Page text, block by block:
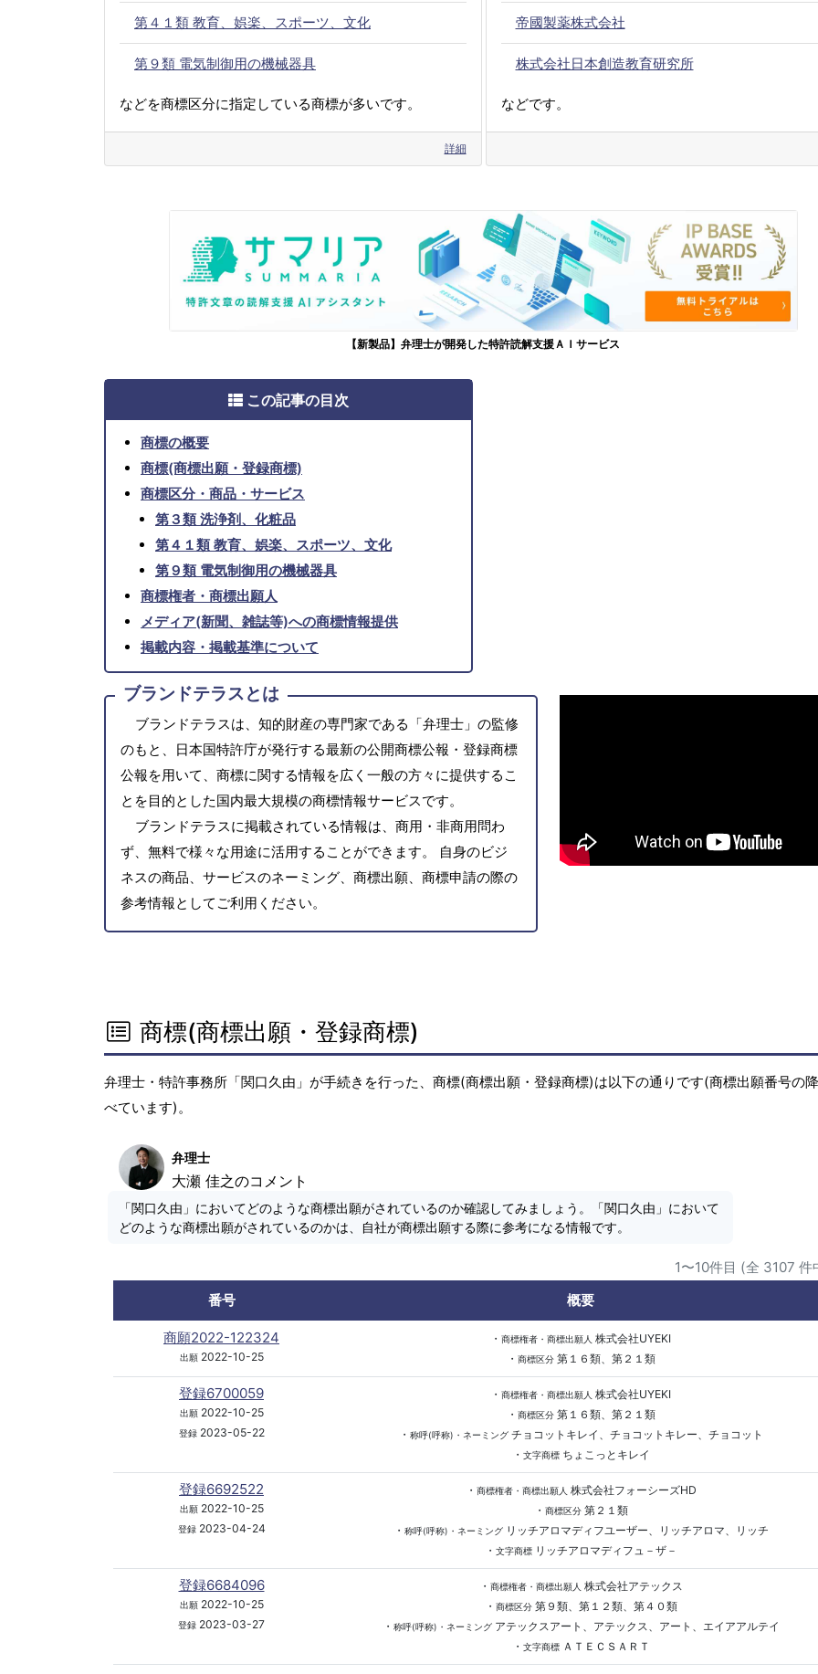
第４１類 教育、娯楽、スポーツ、文化
第９類 電気制御用の機械器具
などを商標区分に指定している商標が多いです。
詳細
帝國製薬株式会社
株式会社日本創造教育研究所
などです。
【新製品】弁理士が開発した特許読解支援ＡＩサービス
この記事の目次
商標の概要
商標(商標出願・登録商標)
商標区分・商品・サービス
第３類 洗浄剤、化粧品
第４１類 教育、娯楽、スポーツ、文化
第９類 電気制御用の機械器具
商標権者・商標出願人
メディア(新聞、雑誌等)への商標情報提供
掲載内容・掲載基準について
ブランドテラスとは
ブランドテラスは、知的財産の専門家である「弁理士」の監修
のもと、日本国特許庁が発行する最新の公開商標公報・登録商標
公報を用いて、商標に関する情報を広く一般の方々に提供するこ
とを目的とした国内最大規模の商標情報サービスです。
ブランドテラスに掲載されている情報は、商用・非商用問わ
ず、無料で様々な用途に活用することができます。 自身のビジ
ネスの商品、サービスのネーミング、商標出願、商標申請の際の
参考情報としてご利用ください。
商標(商標出願・登録商標)
弁理士・特許事務所「関口久由」が手続きを行った、商標(商標出願・登録商標)は以下の通りです(商標出願番号の
べています)。
弁理士
大瀬 佳之のコメント
「関口久由」においてどのような商標出願がされているのか確認してみましょう。「関口久由」において
どのような商標出願がされているのかは、自社が商標出願する際に参考になる情報です。
1〜10件目 (全 3107 件
番号
概要
商願2022-122324
出願2022-10-25
・ 商標権者・商標出願人 株式会社UYEKI
・ 商標区分第１６類、第２１類
登録6700059
出願2022-10-25
登録2023-05-22
・ 商標権者・商標出願人 株式会社UYEKI
・ 商標区分第１６類、第２１類
・ 称呼(呼称)・ネーミングチョコットキレイ、チョコットキレー、チョコット
・ 文字商標ちょこっとキレイ
登録6692522
出願2022-10-25
登録2023-04-24
・ 商標権者・商標出願人 株式会社フォーシーズHD
・ 商標区分第２１類
・ 称呼(呼称)・ネーミングリッチアロマディフユーザー、リッチアロマ、リッチ
・ 文字商標リッチアロマディフュ－ザ－
登録6684096
出願2022-10-25
登録 2023-03-27
・ 商標権者・商標出願人 株式会社アテックス
・ 商標区分第９類、第１２類、第４０類
・ 称呼(呼称)・ネーミングアテックスアート、アテックス、アート、エイアアルテイ
・ 文字商標ＡＴＥＣＳＡＲＴ